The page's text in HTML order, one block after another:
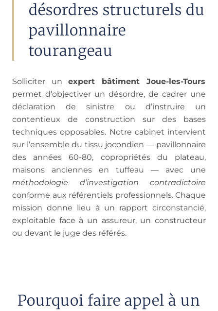
désordres structurels du
pavillonnaire
tourangeau
Solliciter un expert bâtiment Joue-les-Tours
permet d’objectiver un désordre, de cadrer une
déclaration de sinistre ou d’instruire un
contentieux de construction sur des bases
techniques opposables. Notre cabinet intervient
sur l’ensemble du tissu jocondien — pavillonnaire
des années 60-80, copropriétés du plateau,
maisons anciennes en tuffeau — avec une
méthodologie d’investigation contradictoire
conforme aux référentiels professionnels. Chaque
mission donne lieu à un rapport circonstancié,
exploitable face à un assureur, un constructeur
ou devant le juge des référés.
Pourquoi faire appel à un